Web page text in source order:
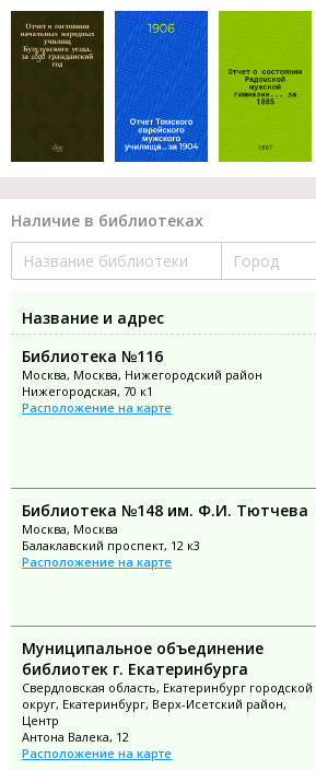
Наличие в библиотеках
Название и адрес
Библиотека №116
Москва, Москва, Нижегородский район
Нижегородская, 70 к1
Расположение на карте
Библиотека №148 им. Ф.И. Тютчева
Москва, Москва
Балаклавский проспект, 12 к3
Расположение на карте
Муниципальное объединение
библиотек г. Екатеринбурга
Свердловская область, Екатеринбург городской
округ, Екатеринбург, Верх-Исетский район,
Центр
Антона Валека, 12
Расположение на карте